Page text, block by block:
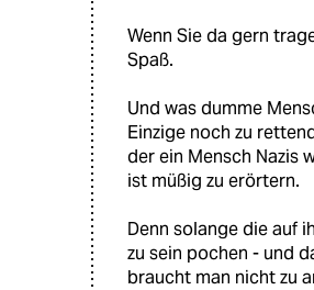
Wenn Sie da gern
Spaß.
Und was dumme
Einzige noch zu
der ein Mensch Nazis
ist müßig zu erörtern.
Denn solange die auf
zu sein pochen - und
braucht man nicht zu